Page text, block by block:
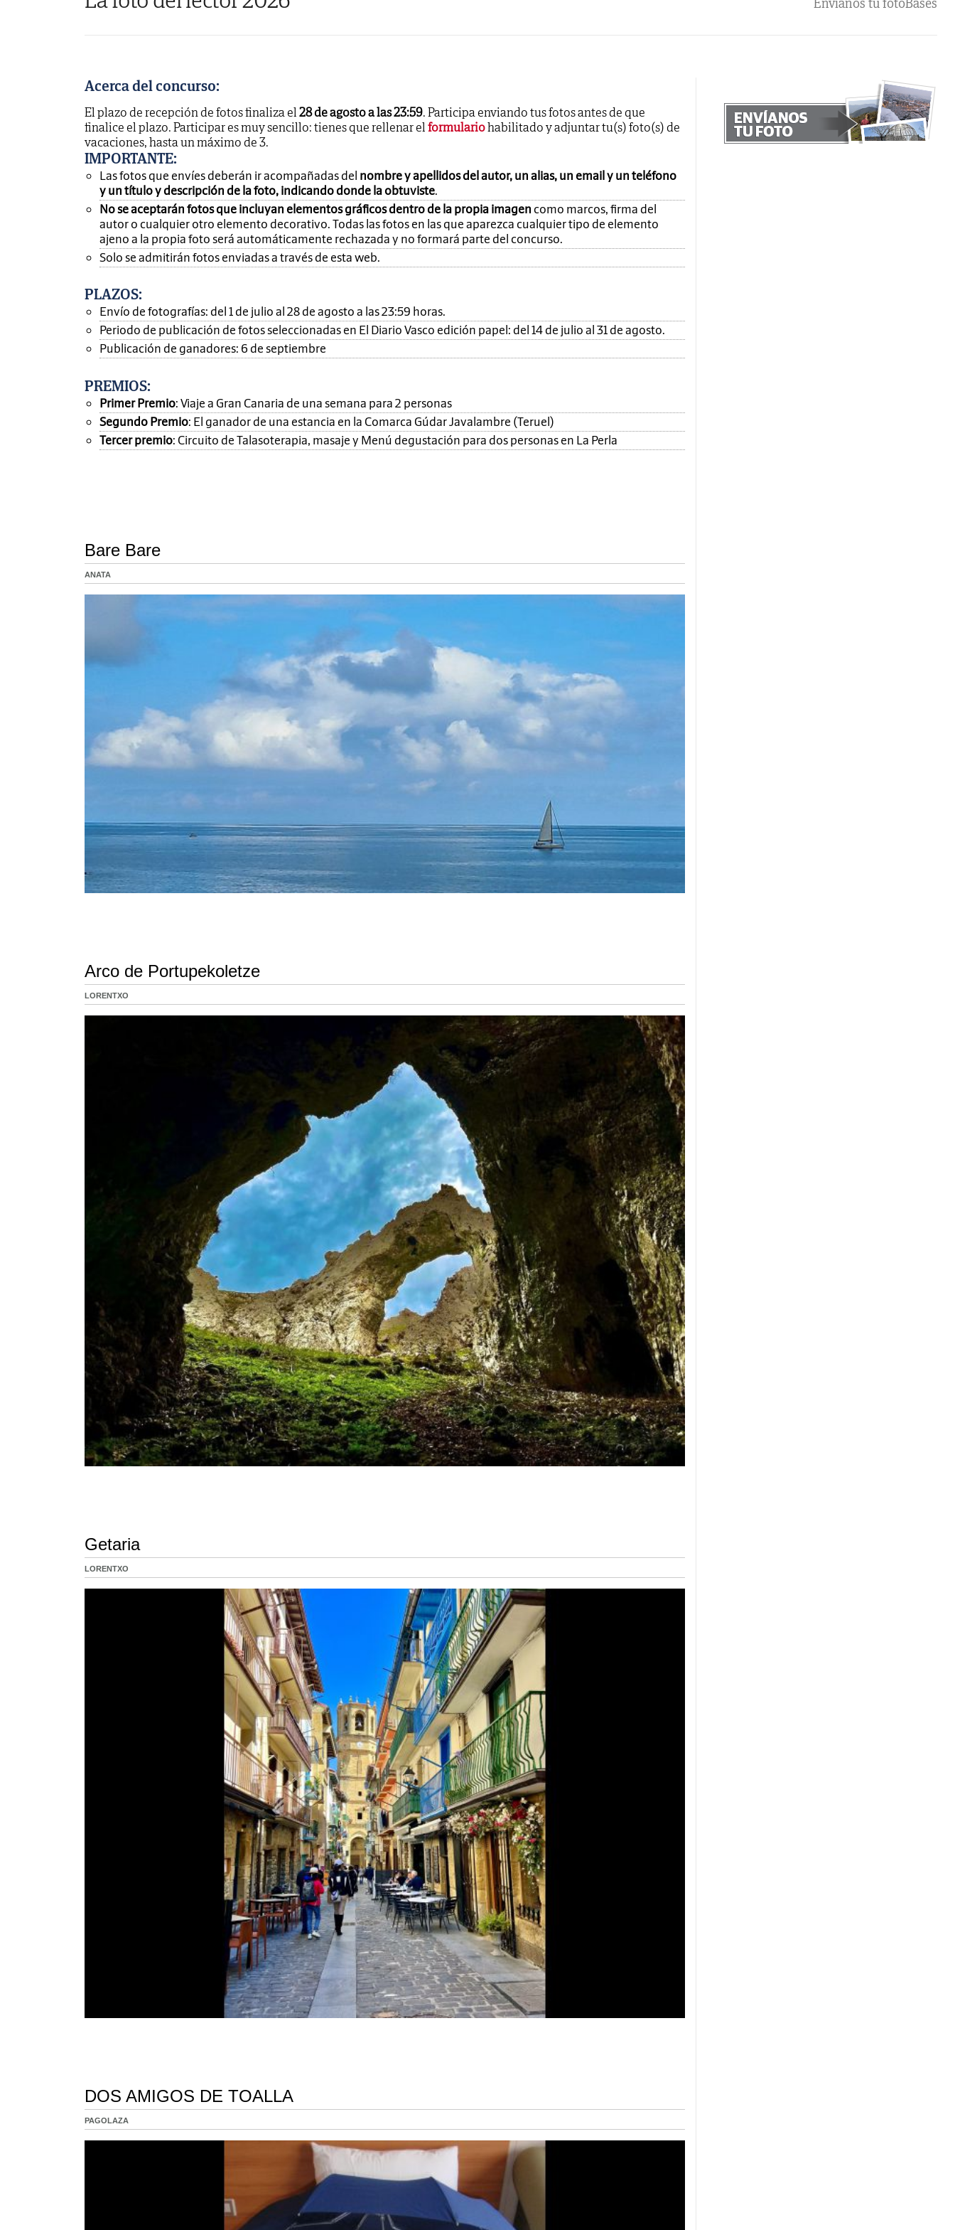
Envíanos tu fotoBases
Acerca del concurso:
El plazo de recepción de fotos finaliza el28 de agosto a las 23:59. Participa enviando tus fotos antes de que
finalice el plazo. Participar es muy sencillo: tienes que rellenar elformulariohabilitado y adjuntar tu(s) foto(s) de
vacaciones, hasta un máximo de 3.
IMPORTANTE:
Las fotos que envíes deberán ir acompañadas del nombre y apellidos del autor, un alias, un email y un teléfono
y un título y descripción de la foto, indicando donde la obtuviste.
No se aceptarán fotos que incluyan elementos gráficos dentro de la propia imagen como marcos, firma del
autor o cualquier otro elemento decorativo. Todas las fotos en las que aparezca cualquier tipo de elemento
ajeno a la propia foto será automáticamente rechazada y no formará parte del concurso.
Solo se admitirán fotos enviadas a través de esta web.
PLAZOS:
Envío de fotografías: del 1 de julio al 28 de agosto a las 23:59 horas.
Periodo de publicación de fotos seleccionadas en El Diario Vasco edición papel: del 14 de julio al 31 de agosto.
Publicación de ganadores: 6 de septiembre
PREMIOS:
Primer Premio: Viaje a Gran Canaria de una semana para 2 personas
Segundo Premio: El ganador de una estancia en la Comarca Gúdar Javalambre (Teruel)
Tercer premio: Circuito de Talasoterapia, masaje y Menú degustación para dos personas en La Perla
Bare Bare
ANATA
Arco de Portupekoletze
LORENTXO
Getaria
LORENTXO
DOS AMIGOS DE TOALLA
PAGOLAZA